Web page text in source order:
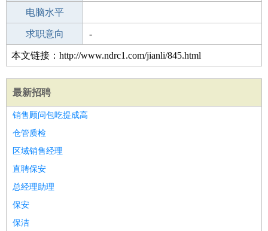
微信号码
电脑水平
外语水平
求职意向 -
本文链接：http://www.ndrc1.com/jianli/845.html
最新招聘
销售顾问包吃提成高
仓管质检
区域销售经理
直聘保安
总经理助理
保安
保洁